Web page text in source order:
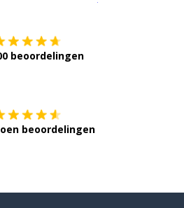
beoordelingen
beoordelingen